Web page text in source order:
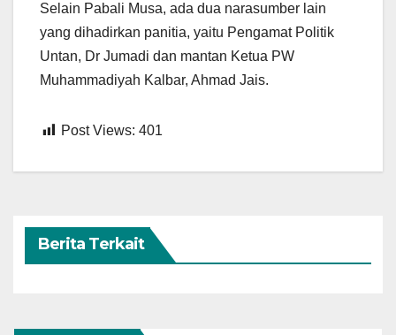
Selain Pabali Musa, ada dua narasumber lain
yang dihadirkan panitia, yaitu Pengamat Politik
Untan, Dr Jumadi dan mantan Ketua PW
Muhammadiyah Kalbar, Ahmad Jais.
Post Views: 401
Berita Terkait